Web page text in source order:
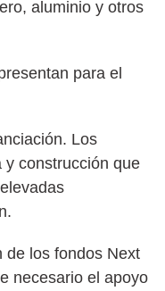
aluminio y otros
para el
Los
y construcción que
de los fondos Next
necesario el apoyo